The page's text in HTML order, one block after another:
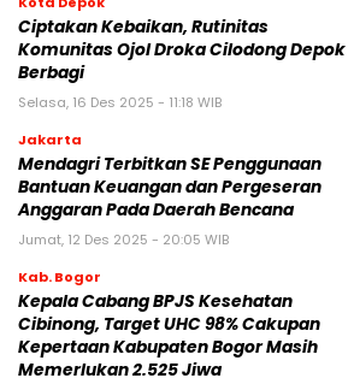
Ciptakan Kebaikan, Rutinitas
Komunitas Ojol Droka Cilodong Depok
Berbagi
Selasa, 16 Des 2025 - 11:18 WIB
Jakarta
Mendagri Terbitkan SE Penggunaan
Bantuan Keuangan dan Pergeseran
Anggaran Pada Daerah Bencana
Jumat, 12 Des 2025 - 20:05 WIB
Kab. Bogor
Kepala Cabang BPJS Kesehatan
Cibinong, Target UHC 98% Cakupan
Kepertaan Kabupaten Bogor Masih
Memerlukan 2.525 Jiwa